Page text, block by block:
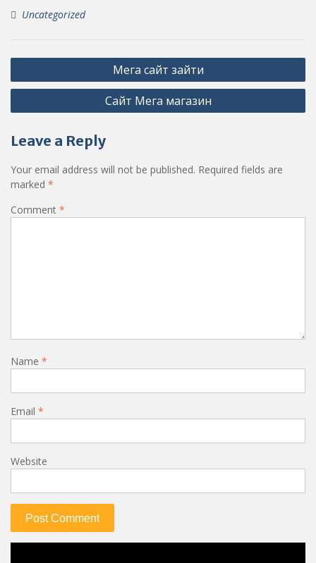
Uncategorized
Post
navigation
Мега сайт зайти
Сайт Мега магазин
Leave a Reply
Your email address will not be published. Required fields are
marked *
Comment *
Name *
Email *
Website